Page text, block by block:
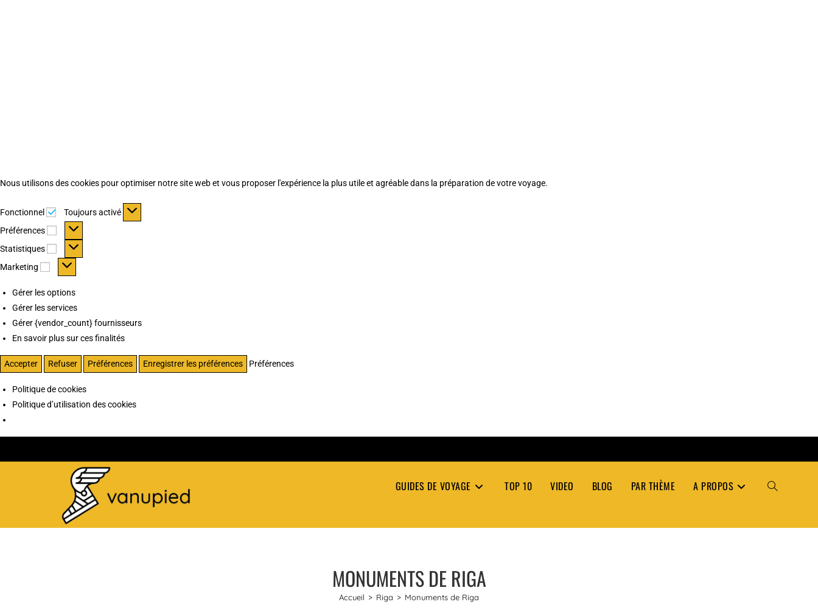
Nous utilisons des cookies pour optimiser notre site web et vous proposer l'expérience la plus utile et agréable dans la préparation de votre voyage.
Fonctionnel Fonctionnel
Toujours activé
Préférences
Préférences
Statistiques Statistiques
Marketing Marketing
Gérer les options
Gérer les services
Gérer {vendor_count} fournisseurs
En savoir plus sur ces finalités
Accepter Refuser Préférences Enregistrer les préférences Préférences
Politique de cookies
Politique d’utilisation des cookies
GUIDES DE VOYAGE TOP 10 VIDEO BLOG PAR THÈME A PROPOS TOGGLE
MONUMENTS DE RIGA
Accueil > Riga > Monuments de Riga